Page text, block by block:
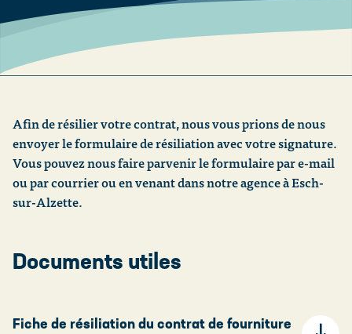
Comprendre ma facture
Surface habitable (m²)
Consommation (m³ / an)
Afin de résilier votre contrat, nous vous prions de nous
envoyer le formulaire de résiliation avec votre signature.
Vous pouvez nous faire parvenir le formulaire par e-mail
ou par courrier ou en venant dans notre agence à Esch-
sur-Alzette.
Documents utiles
Fiche de résiliation du contrat de fourniture